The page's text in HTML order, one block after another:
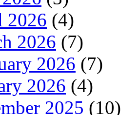
2026 (4)
2026 (7)
2026 (7)
2026 (4)
2025 (10)